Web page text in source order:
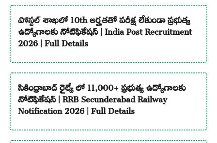
పోస్టల్ శాఖలో 10th అర్హతతో పరీక్ష లేకుండా ప్రభుత్వ
ఉద్యోగాలకు నోటిఫికేషన్ | India Post Recruitment
2026 | Full Details
సికింద్రాబాద్ రైల్వే లో 11,000+ ప్రభుత్వ ఉద్యోగాలకు
నోటిఫికేషన్ | RRB Secunderabad Railway
Notification 2026 | Full Details